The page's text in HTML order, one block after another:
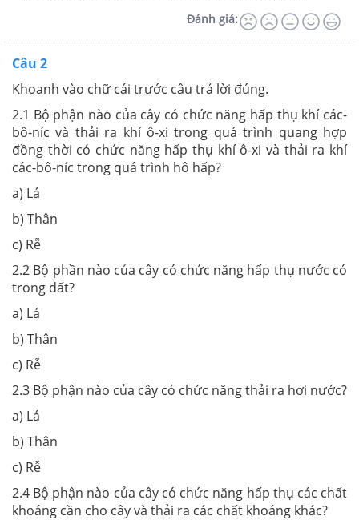
Đánh giá:
Câu 2
Khoanh vào chữ cái trước câu trả lời đúng.
2.1 Bộ phận nào của cây có chức năng hấp thụ khí các-
bô-níc và thải ra khí ô-xi trong quá trình quang hợp
đồng thời có chức năng hấp thụ khí ô-xi và thải ra khí
các-bô-níc trong quá trình hô hấp?
a) Lá
b) Thân
c) Rễ
2.2 Bộ phần nào của cây có chức năng hấp thụ nước có
trong đất?
a) Lá
b) Thân
c) Rễ
2.3 Bộ phận nào của cây có chức năng thải ra hơi nước?
a) Lá
b) Thân
c) Rễ
2.4 Bộ phận nào của cây có chức năng hấp thụ các chất
khoáng cần cho cây và thải ra các chất khoáng khác?